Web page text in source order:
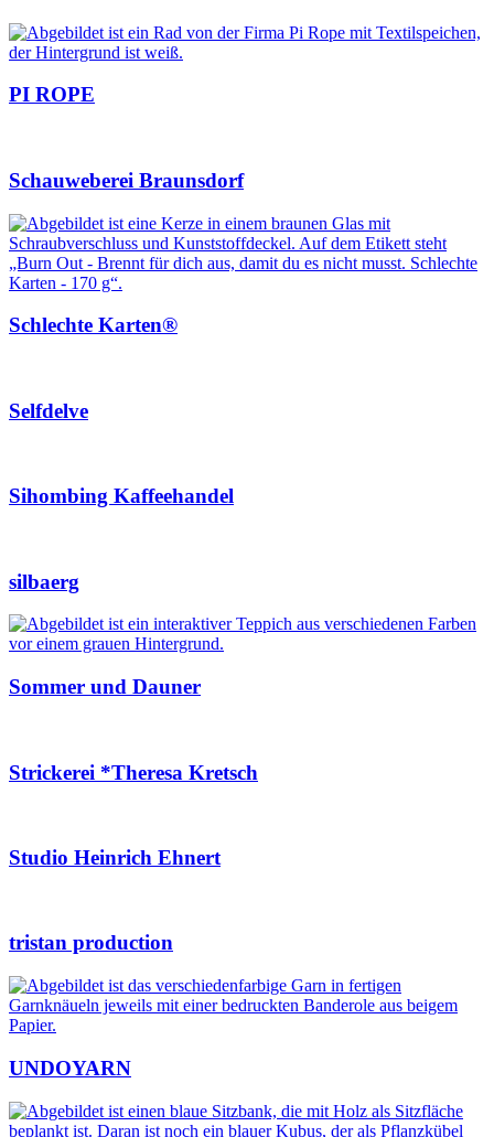
PI ROPE
Schauweberei Braunsdorf
Schlechte Karten®
Selfdelve
Sihombing Kaffeehandel
silbaerg
Sommer und Dauner
Strickerei *Theresa Kretsch
Studio Heinrich Ehnert
tristan production
UNDOYARN